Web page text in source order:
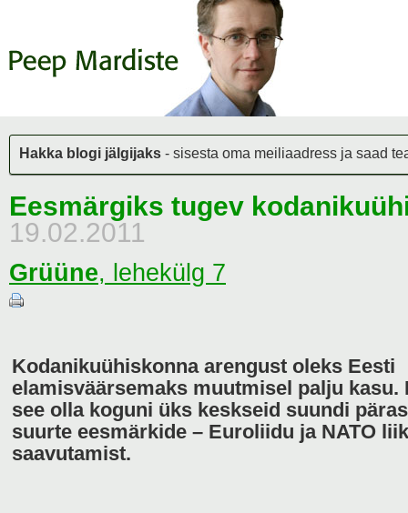
Hakka blogi jälgijaks - sisesta oma meiliaadress ja saad
Eesmärgiks tugev
19.02.2011
Grüüne, lehekülg 7
Kodanikuühiskonna arengust oleks Eesti
elamisväärsemaks muutmisel palju kasu.
see olla koguni üks keskseid suundi
suurte eesmärkide – Euroliidu ja NATO
saavutamist.